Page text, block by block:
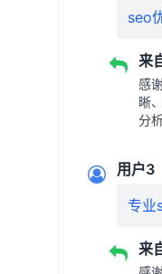
seo
来
感
晰
分
用户3
专业
来